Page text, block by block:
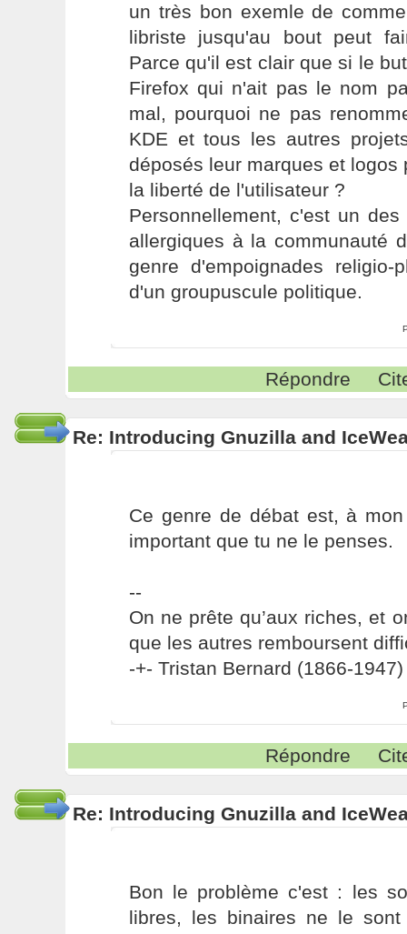
un très bon exemle de
libriste jusqu'au bout peut
Parce qu'il est clair que si le
Firefox qui n'ait pas le nom
mal, pourquoi ne pas
KDE et tous les autres
déposés leur marques et logos
la liberté de l'utilisateur ?
Personnellement, c'est un
allergiques à la communauté
genre d'empoignades religio-
d'un groupuscule politique.
Répondre
Re: Introducing Gnuzilla and
Ce genre de débat est, à
important que tu ne le penses.
--
On ne prête qu’aux riches, et
que les autres remboursent
-+- Tristan Bernard (1866-1947)
Répondre
Re: Introducing Gnuzilla and
Bon le problème c'est : les
libres, les binaires ne le